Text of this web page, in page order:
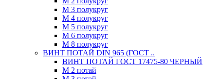
М 3 полукруг
М 4 полукруг
М 5 полукруг
М 6 полукруг
М 8 полукруг
ВИНТ ПОТАЙ DIN 965 (ГОСТ ..
ВИНТ ПОТАЙ ГОСТ 17475-80 ЧЕРНЫЙ
М 2 потай